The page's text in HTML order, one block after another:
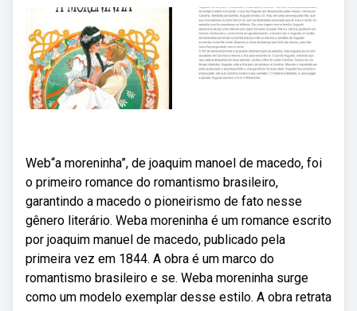
Web“a moreninha”, de joaquim manoel de macedo, foi
o primeiro romance do romantismo brasileiro,
garantindo a macedo o pioneirismo de fato nesse
gênero literário. Weba moreninha é um romance escrito
por joaquim manuel de macedo, publicado pela
primeira vez em 1844. A obra é um marco do
romantismo brasileiro e se. Weba moreninha surge
como um modelo exemplar desse estilo. A obra retrata